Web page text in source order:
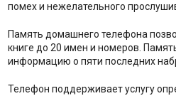
помех и нежелательного
Память домашнего телефона
книге до 20 имен и номеров.
информацию о пяти последних
Телефон поддерживает услугу